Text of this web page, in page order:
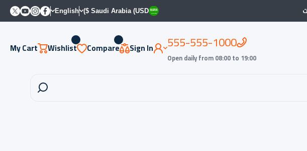
Saudi Arabia (USD $)
English
Facebook
Instagram
Youtube
555-555-1000
Open daily from 08:00 to 19:00
Sign In
Compare
Wishlist
My Cart